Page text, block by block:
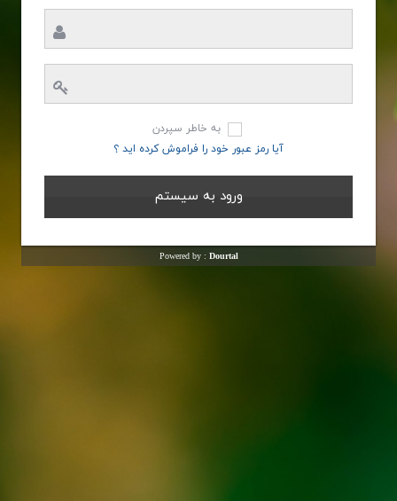
به خاطر سپردن
آیا رمز عبور خود را فراموش کرده اید ؟
Powered by : Dourtal